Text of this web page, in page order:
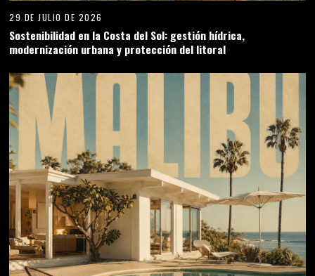
29 DE JULIO DE 2026
Sostenibilidad en la Costa del Sol: gestión hídrica,
modernización urbana y protección del litoral